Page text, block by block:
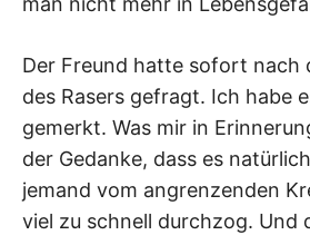
Der Freund hatte sofort nach
des Rasers gefragt. Ich habe
gemerkt. Was mir in
der Gedanke, dass es
jemand vom angrenzenden
viel zu schnell durchzog. Und